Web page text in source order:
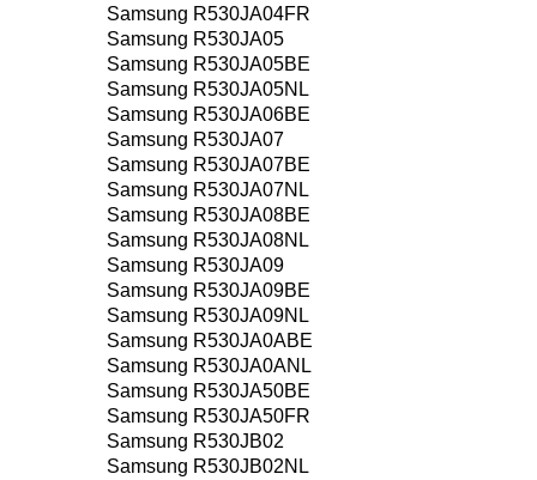
Samsung R530JA04FR
Samsung R530JA05
Samsung R530JA05BE
Samsung R530JA05NL
Samsung R530JA06BE
Samsung R530JA07
Samsung R530JA07BE
Samsung R530JA07NL
Samsung R530JA08BE
Samsung R530JA08NL
Samsung R530JA09
Samsung R530JA09BE
Samsung R530JA09NL
Samsung R530JA0ABE
Samsung R530JA0ANL
Samsung R530JA50BE
Samsung R530JA50FR
Samsung R530JB02
Samsung R530JB02NL